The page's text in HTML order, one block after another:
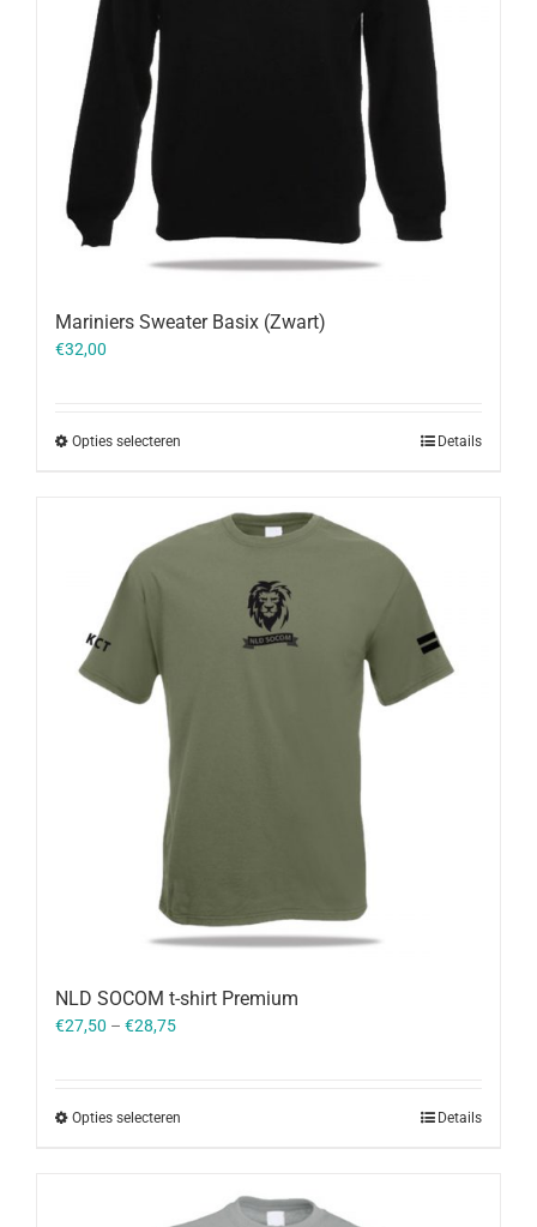
Mariniers Sweater Basix (Zwart)
€32,00
Opties selecteren Details
NLD SOCOM t-shirt Premium
€27,50 – €28,75
Opties selecteren Details